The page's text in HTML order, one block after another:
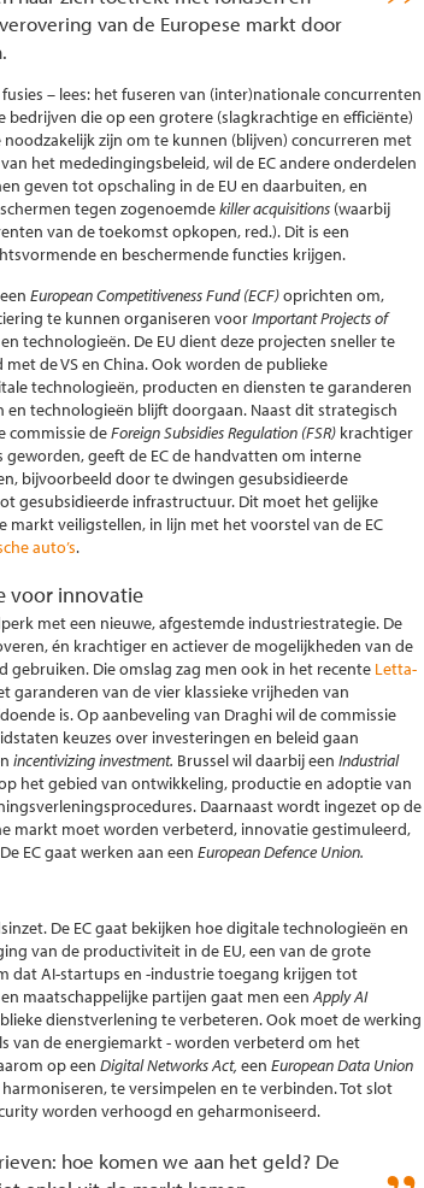
van de Europese markt door
– lees: het fuseren van (inter)nationale concurrenten
bedrijven die op een grotere (slagkrachtige en efficiënte)
noodzakelijk zijn om te kunnen (blijven) concurreren met
het mededingingsbeleid, wil de EC andere onderdelen
geven tot opschaling in de EU en daarbuiten, en
tegen zogenoemdekiller acquisitions (waarbij
van de toekomst opkopen, red.). Dit is een
en beschermende functies krijgen.
een European Competitiveness Fund (ECF)oprichten om,
te kunnen organiseren voorImportant Projects of
technologieën. De EU dient deze projecten sneller te
de VS en China. Ook worden de publieke
technologieën, producten en diensten te garanderen
technologieën blijft doorgaan. Naast dit strategisch
commissie deForeign Subsidies Regulation (FSR) krachtiger
geworden,geeft de EC de handvatten om interne
bijvoorbeeld door te dwingen gesubsidieerde
gesubsidieerde infrastructuur. Dit moet het gelijke
veiligstellen, in lijn met het voorstel van de EC
auto’s.
voor innovatie
met een nieuwe, afgestemde industriestrategie. De
én krachtiger en actiever de mogelijkheden van de
Die omslag zag men ook in het recente Letta-
van de vier klassieke vrijheden van
is. Op aanbeveling van Draghi wil de commissie
keuzes over investeringen en beleid gaan
incentivizing investment. Brussel wil daarbij een Industrial
het gebied van ontwikkeling, productie en adoptie van
Daarnaast wordt ingezet op de
markt moet worden verbeterd, innovatie gestimuleerd,
EC gaat werken aan een European Defence Union.
De EC gaat bekijken hoe digitale technologieën en
van de productiviteit in de EU, een van de grote
dat AI-startups en -industrie toegang krijgen tot
maatschappelijke partijen gaat men eenApply AI
dienstverlening te verbeteren. Ook moet de werking
van de energiemarkt - worden verbeterd om het
op een Digital Networks Act, een European Data Union
te versimpelen en te verbinden. Tot slot
worden verhoogd en geharmoniseerd.
hoe komen we aan het geld? De